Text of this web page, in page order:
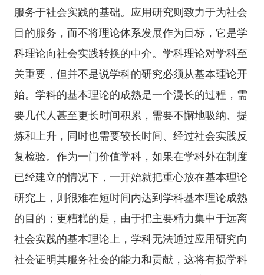
服务于社会实践的基础。应用研究则致力于为社会
目的服务，而不将理论体系发展作为目标，它是学
科理论向社会实践转换的中介。学科理论对学科至
关重要，但并不是说学科的研究必须从基本理论开
始。学科的基本理论的成熟是一个漫长的过程，需
要几代人甚至更长时间积累，需要不懈地吸纳、提
炼和上升，同时也需要较长时间、经过社会实践反
复检验。作为一门价值学科，如果在学科外在制度
已经建立的情况下，一开始就把重心放在基本理论
研究上，则很难在短时间内达到学科基本理论成熟
的目的；更糟糕的是，由于把主要精力集中于远离
社会实践的基本理论上，学科无法通过应用研究向
社会证明其服务社会的能力和贡献，这将有损学科